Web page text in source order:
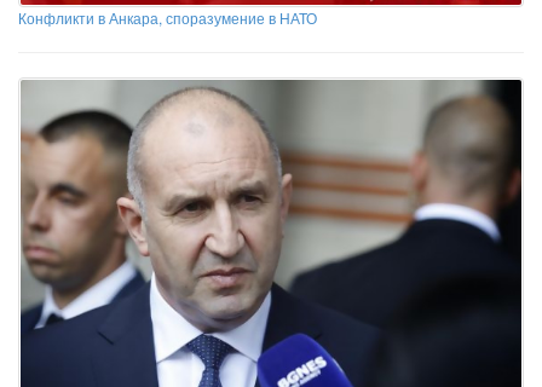
Конфликти в Анкара, споразумение в НАТО